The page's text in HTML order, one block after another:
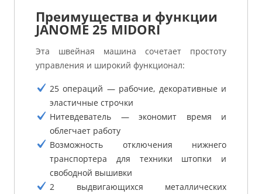
Преимущества и функции
JANOME 25 MIDORI
Эта швейная машина сочетает простоту
управления и широкий функционал:
25 операций — рабочие, декоративные и
эластичные строчки
Нитевдеватель — экономит время и
облегчает работу
Возможность отключения нижнего
транспортера для техники штопки и
свободной вышивки
2 выдвигающихся металлических